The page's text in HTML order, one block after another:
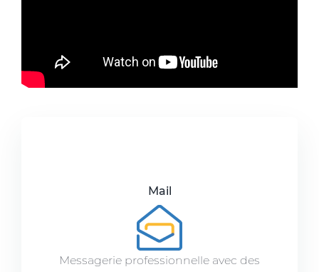
Mail
Messagerie professionnelle avec des